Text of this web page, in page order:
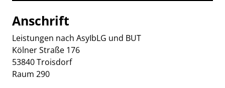
Anschrift
Leistungen nach AsyIbLG und BUT
Kölner Straße 176
53840Troisdorf
Raum 290